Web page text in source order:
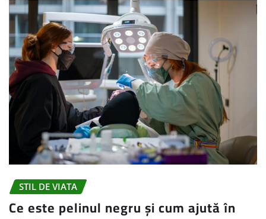
STIL DE VIATA
Ce este pelinul negru și cum ajută în